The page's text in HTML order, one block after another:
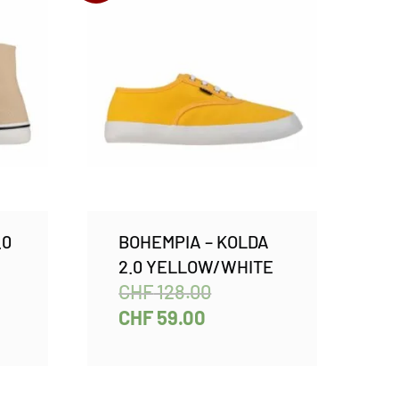
BOHEMPIA – KOLDA
2.0 YELLOW/WHITE
CHF128.00
CHF59.00